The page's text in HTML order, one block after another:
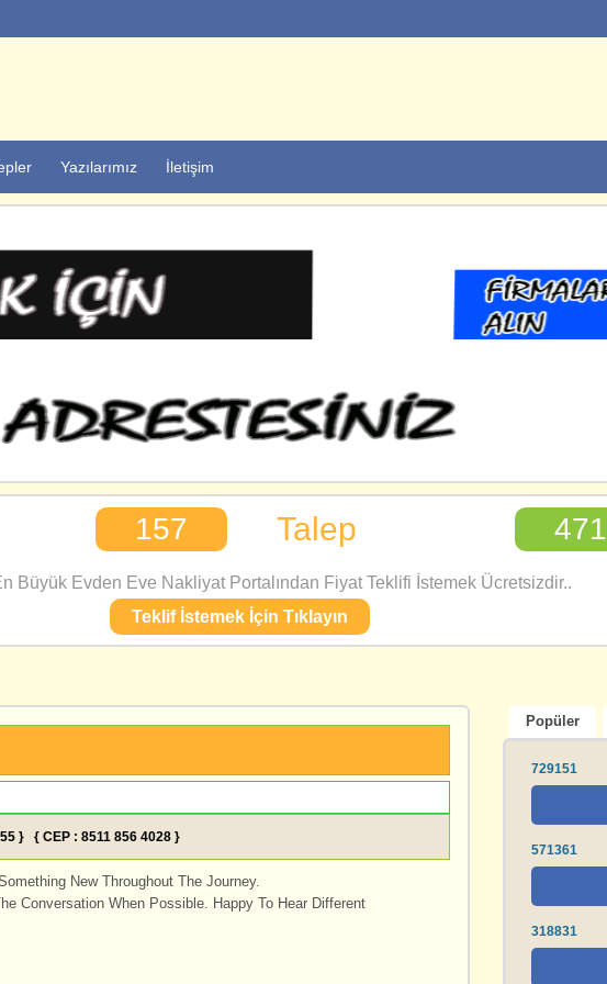
Yazılarımız İletişim
157 Talep 471
Büyük Evden Eve Nakliyat Portalından Fiyat Teklifi İstemek Ücretsizdir..
Teklif İstemek İçin Tıklayın
} { CEP : 8511 856 4028 }
New Throughout The Journey.
Conversation When Possible. Happy To Hear Different
Popüler
729151
571361
318831